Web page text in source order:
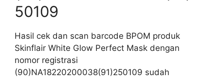
50109
Hasil cek dan scan barcode BPOM produk
Skinflair White Glow Perfect Mask dengan
nomor registrasi
(90)NA18220200038(91)250109 sudah